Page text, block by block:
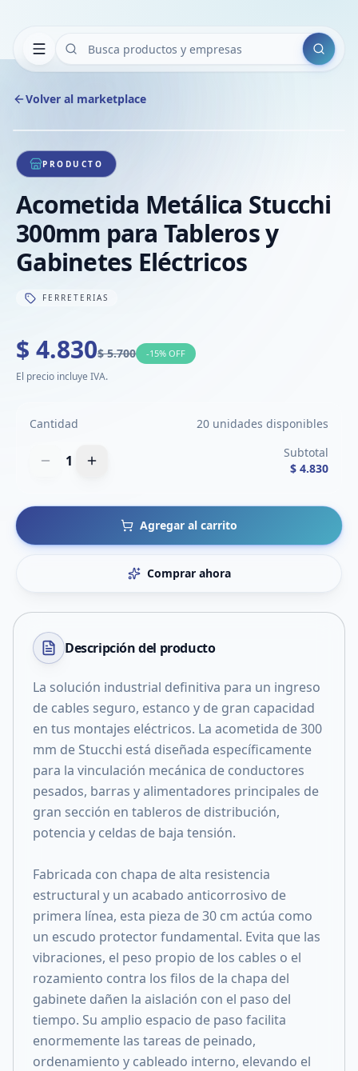
Buscar
Volver al marketplace
1/1
PRODUCTO
Acometida Metálica Stucchi
300mm para Tableros y
Gabinetes Eléctricos
FERRETERIAS
$ 4.830$ 5.700 -15% OFF
El precio incluye IVA.
Cantidad 20 unidades disponibles
1
Subtotal
$ 4.830
Agregar al carrito
Comprar ahora
Descripción del producto
La solución industrial definitiva para un ingreso
de cables seguro, estanco y de gran capacidad
en tus montajes eléctricos. La acometida de 300
mm de Stucchi está diseñada específicamente
para la vinculación mecánica de conductores
pesados, barras y alimentadores principales de
gran sección en tableros de distribución,
potencia y celdas de baja tensión.
Fabricada con chapa de alta resistencia
estructural y un acabado anticorrosivo de
primera línea, esta pieza de 30 cm actúa como
un escudo protector fundamental. Evita que las
vibraciones, el peso propio de los cables o el
rozamiento contra los filos de la chapa del
gabinete dañen la aislación con el paso del
tiempo. Su amplio espacio de paso facilita
enormemente las tareas de peinado,
ordenamiento y cableado interno, elevando el